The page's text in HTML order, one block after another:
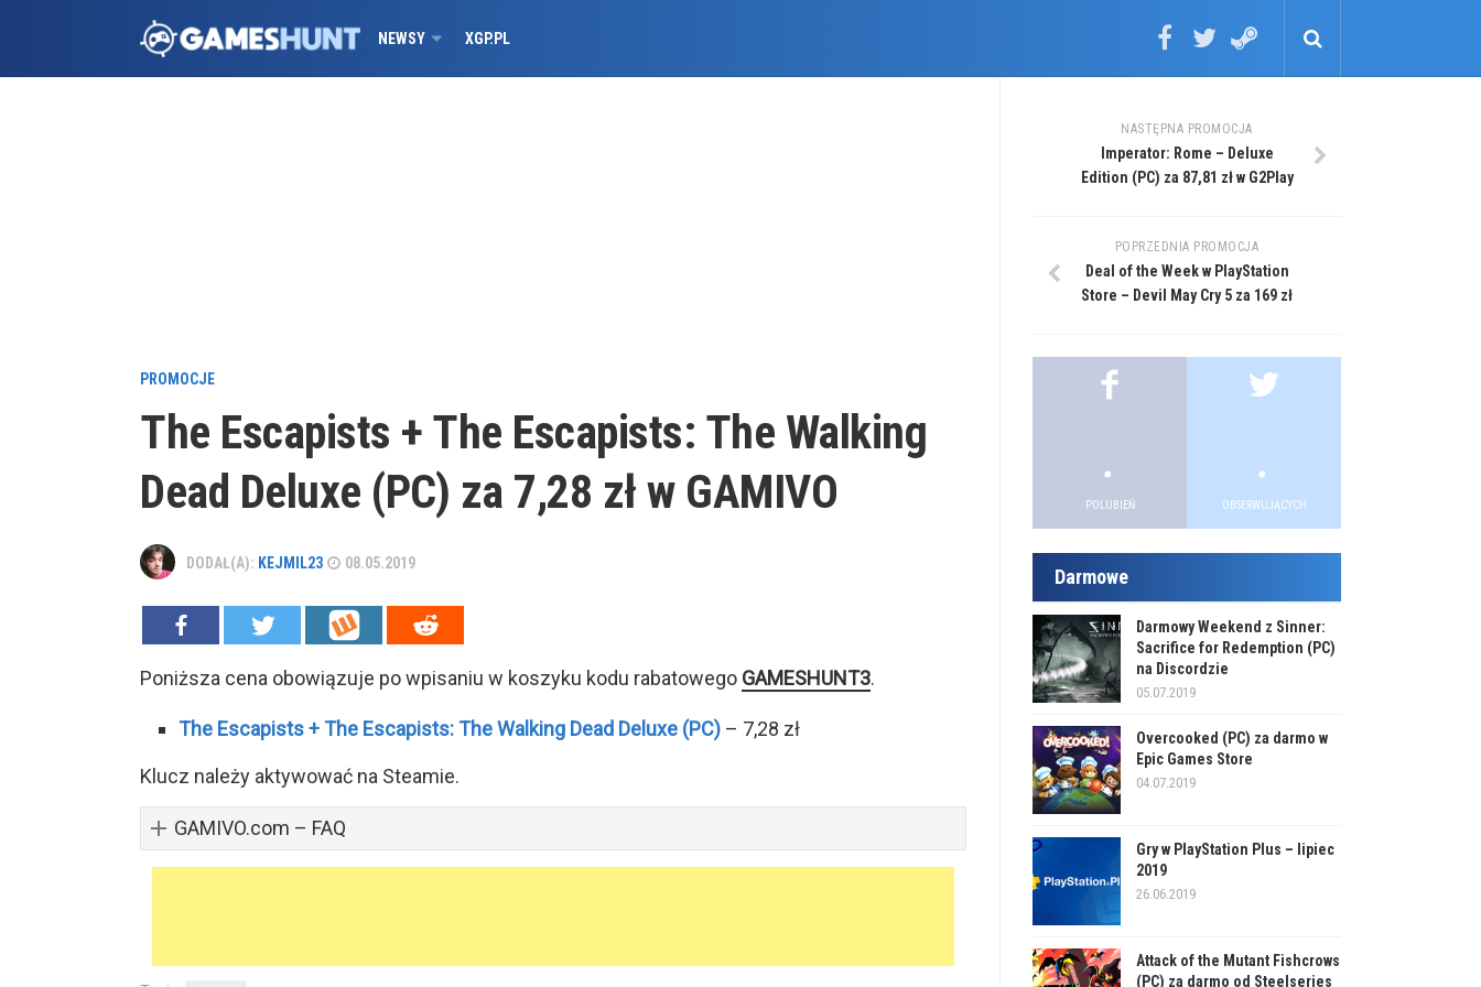
NEWSY XGP.PL
PROMOCJE
The Escapists + The Escapists: The Walking
Dead Deluxe (PC) za 7,28 zł w GAMIVO
DODAŁ(A): KEJMIL23 08.05.2019
Poniższa cena obowiązuje po wpisaniu w koszyku kodu rabatowego GAMESHUNT3.
The Escapists + The Escapists: The Walking Dead Deluxe (PC) – 7,28 zł
Klucz należy aktywować na Steamie.
GAMIVO.com – FAQ
NASTĘPNA PROMOCJA
Imperator: Rome – Deluxe
Edition (PC) za 87,81 zł w G2Play
POPRZEDNIA PROMOCJA
Deal of the Week w PlayStation
Store – Devil May Cry 5 za 169 zł
..
POLUBIEŃ
..
OBSERWUJĄCYCH
Darmowe
Darmowy Weekend z Sinner:
Sacrifice for Redemption (PC)
na Discordzie
05.07.2019
Overcooked (PC) za darmo w
Epic Games Store
04.07.2019
Gry w PlayStation Plus – lipiec
2019
26.06.2019
Attack of the Mutant Fishcrows
(PC) za darmo od Steelseries